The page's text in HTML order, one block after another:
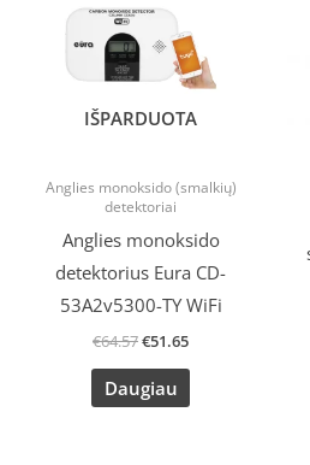
IŠPARDUOTA
Anglies monoksido (smalkių)
detektoriai
Anglies monoksido
detektorius Eura CD-
53A2v5300-TY WiFi
€64.57€51.65
Daugiau